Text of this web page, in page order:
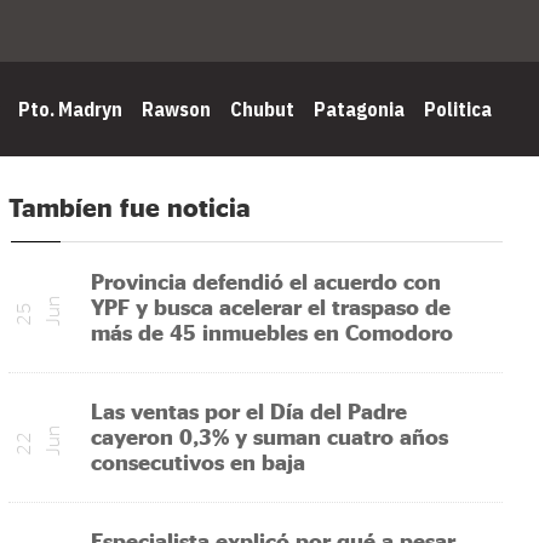
Pto. Madryn Rawson Chubut Patagonia Politica
Tambíen fue noticia
Provincia defendió el acuerdo con
YPF y busca acelerar el traspaso de
más de 45 inmuebles en Comodoro
2
5
J
u n
Las ventas por el Día del Padre
cayeron 0,3% y suman cuatro años
consecutivos en baja
2
2
J
u n